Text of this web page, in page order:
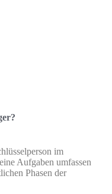
im
Aufgaben umfassen
Phasen der